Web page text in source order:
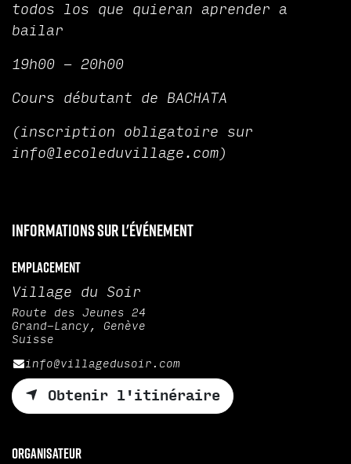
todos los que quieran aprender a
bailar
19h00 - 20h00
Cours débutant de BACHATA
(inscription obligatoire sur
info@lecoleduvillage.com)
Informations sur l'événement
Emplacement
Village du Soir
Route des Jeunes 24
Grand-Lancy, Genève
Suisse
info@villagedusoir.com
Obtenir l'itinéraire
Organisateur